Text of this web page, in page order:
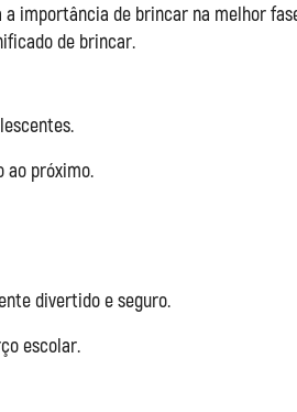
importância de brincar na melhor
de brincar.
ao próximo.
divertido e seguro.
escolar.